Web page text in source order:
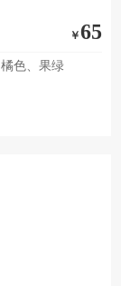
￥65
色、果绿